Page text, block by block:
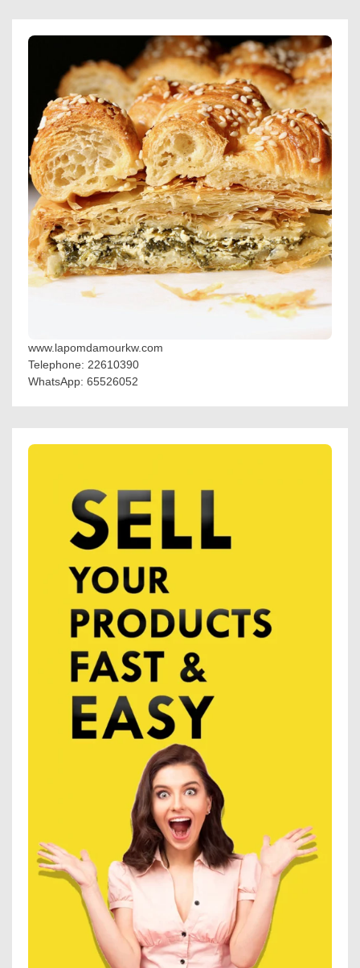
www.lapomdamourkw.com
Telephone: 22610390
WhatsApp: 65526052